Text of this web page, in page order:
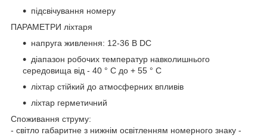
підсвічування номеру
ПАРАМЕТРИ ліхтаря
напруга живлення: 12-36 В DC
діапазон робочих температур навколишнього
середовища від - 40 ° C до + 55 ° C
ліхтар стійкий до атмосферних впливів
ліхтар герметичний
Споживання струму:
- світло габаритне з нижнім освітленням номерного знаку -